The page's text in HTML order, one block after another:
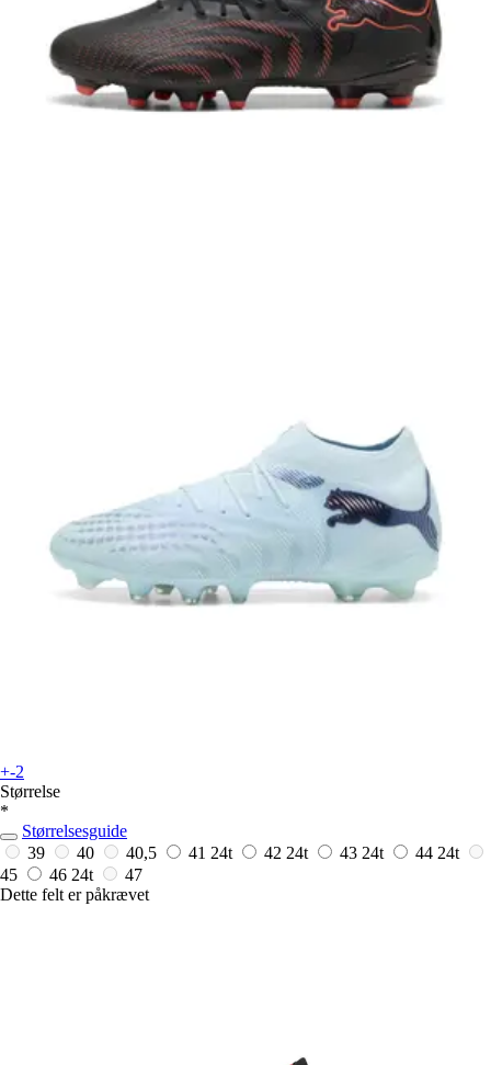
+-2
Størrelse
*
Størrelsesguide
39
40 40,5 41 24t 42 24t 43 24t 44 24t
45
46 24t
47
Dette felt er påkrævet